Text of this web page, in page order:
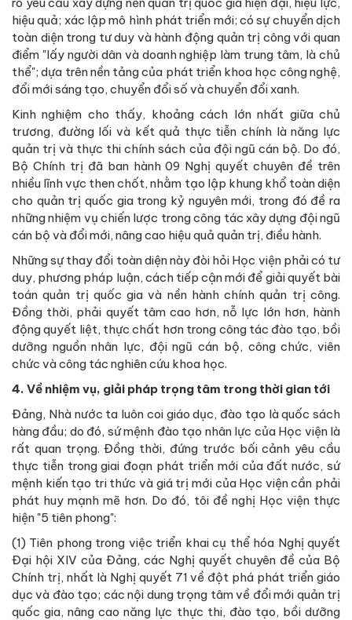
hiệu quả; xác lập mô hình phát triển mới; có sự chuyển dịch
toàn diện trong tư duy và hành động quản trị công với quan
điểm "lấy người dân và doanh nghiệp làm trung tâm, là chủ
thể"; dựa trên nền tảng của phát triển khoa học công nghệ,
đổi mới sáng tạo, chuyển đổi số và chuyển đổi xanh.
Kinh nghiệm cho thấy, khoảng cách lớn nhất giữa chủ
trương, đường lối và kết quả thực tiễn chính là năng lực
quản trị và thực thi chính sách của đội ngũ cán bộ. Do đó,
Bộ Chính trị đã ban hành 09 Nghị quyết chuyên đề trên
nhiều lĩnh vực then chốt, nhằm tạo lập khung khổ toàn diện
cho quản trị quốc gia trong kỷ nguyên mới, trong đó đề ra
những nhiệm vụ chiến lược trong công tác xây dựng đội ngũ
cán bộ và đổi mới, nâng cao hiệu quả quản trị, điều hành.
Những sự thay đổi toàn diện này đòi hỏi Học viện phải có tư
duy, phương pháp luận, cách tiếp cận mới để giải quyết bài
toán quản trị quốc gia và nền hành chính quản trị công.
Đồng thời, phải quyết tâm cao hơn, nỗ lực lớn hơn, hành
động quyết liệt, thực chất hơn trong công tác đào tạo, bồi
dưỡng nguồn nhân lực, đội ngũ cán bộ, công chức, viên
chức và công tác nghiên cứu khoa học.
4. Về nhiệm vụ, giải pháp trọng tâm trong thời gian tới
Đảng, Nhà nước ta luôn coi giáo dục, đào tạo là quốc sách
hàng đầu; do đó, sứ mệnh đào tạo nhân lực của Học viện là
rất quan trọng. Đồng thời, đứng trước bối cảnh yêu cầu
thực tiễn trong giai đoạn phát triển mới của đất nước, sứ
mệnh kiến tạo tri thức và giá trị mới của Học viện cần phải
phát huy mạnh mẽ hơn. Do đó, tôi đề nghị Học viện thực
hiện "5 tiên phong":
(1) Tiên phong trong việc triển khai cụ thể hóa Nghị quyết
Đại hội XIV của Đảng, các Nghị quyết chuyên đề của Bộ
Chính trị, nhất là Nghị quyết 71 về đột phá phát triển giáo
dục và đào tạo; các nội dung trọng tâm về đổi mới quản trị
quốc gia, nâng cao năng lực thực thi, đào tạo, bồi dưỡng